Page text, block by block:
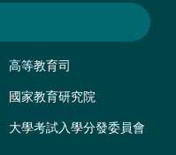
高等教育司
國家教育研究院
大學考試入學分發委員會